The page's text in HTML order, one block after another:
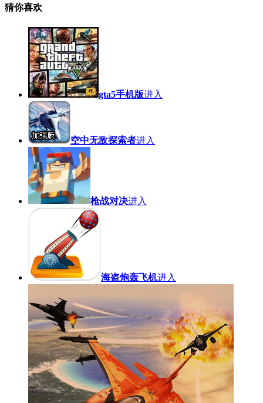
猜你喜欢
gta5手机版进入
空中无敌探索者进入
枪战对决进入
海盗炮轰飞机进入